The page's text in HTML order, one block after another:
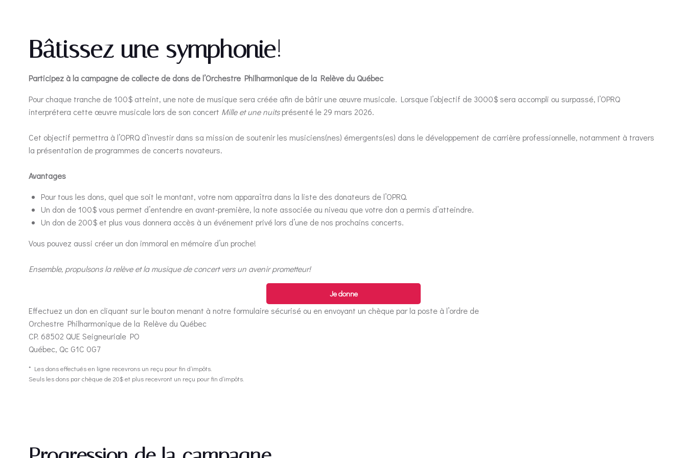
Bâtissez une symphonie!
Participez à la campagne de collecte de dons de l’Orchestre Philharmonique de la Relève du Québec
Pour chaque tranche de 100$ atteint, une note de musique sera créée afin de bâtir une œuvre musicale. Lorsque l’objectif de 3000$ sera accompli ou surpassé, l’OPRQ
interprétera cette œuvre musicale lors de son concert Mille et une nuitsprésenté le 29 mars 2026.
Cet objectif permettra à l’OPRQ d’investir dans sa mission de soutenir les musiciens(nes) émergents(es) dans le développement de carrière professionnelle, notamment à travers
la présentation de programmes de concerts novateurs.
Avantages
Pour tous les dons, quel que soit le montant, votre nom apparaîtra dans la liste des donateurs de l’OPRQ.
Un don de 100$ vous permet d’entendre en avant-première, la note associée au niveau que votre don a permis d’atteindre.
Un don de 200$ et plus vous donnera accès à un événement privé lors d’une de nos prochains concerts.
Vous pouvez aussi créer un don immoral en mémoire d’un proche!
Ensemble, propulsons la relève et la musique de concert vers un avenir prometteur!
Je donne
Effectuez un don en cliquant sur le bouton menant à notre formulaire sécurisé ou en envoyant un chèque par la poste à l’ordre de
Orchestre Philharmonique de la Relève du Québec
CP. 68502 QUE Seigneuriale PO
Québec, Qc G1C 0G7
* Les dons effectués en ligne recevrons un reçu pour fin d’impôts.
Seuls les dons par chèque de 20$ et plus recevront un reçu pour fin d’impôts.